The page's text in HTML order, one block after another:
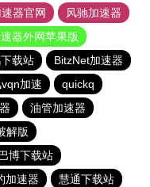
器官网
风驰加速器
器外网苹果版
载站
BitzNet加速器
加速
quickq
油管加速器
解版
博下载站
加速器
慧通下载站